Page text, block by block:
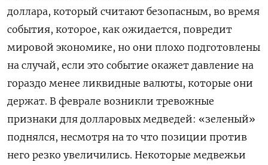
доллара, который считают безопасным, во время
​события, которое, как ожидается, повредит
мировой экономике, но они плохо подготовлены
‌на случай, если это событие окажет давление на
гораздо менее ликвидные валюты, ​которые они
держат. В феврале возникли тревожные
признаки для долларовых медведей: «зеленый»
‌поднялся, несмотря на то что позиции против
него резко увеличились. Некоторые медвежьи